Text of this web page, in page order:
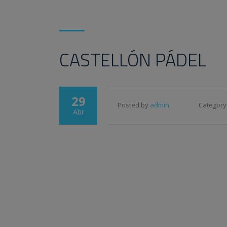
CASTELLÓN PÁDEL
29
Abr
Posted by admin Category: